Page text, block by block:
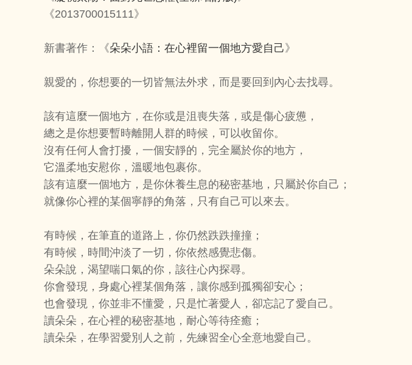
《2013700015111》
新書著作：《朵朵小語：在心裡留一個地方愛自己 》
親愛的，你想要的一切皆無法外求，而是要回到內心去找尋。
該有這麼一個地方，在你或是沮喪失落，或是傷心疲憊，
總之是你想要暫時離開人群的時候，可以收留你。
沒有任何人會打擾，一個安靜的，完全屬於你的地方，
它溫柔地安慰你，溫暖地包裹你。
該有這麼一個地方，是你休養生息的秘密基地，只屬於你自己；
就像你心裡的某個寧靜的角落，只有自己可以來去。
有時候，在筆直的道路上，你仍然跌跌撞撞；
有時候，時間沖淡了一切，你依然感覺悲傷。
朵朵說，渴望喘口氣的你，該往心內探尋。
你會發現，身處心裡某個角落，讓你感到孤獨卻安心；
也會發現，你並非不懂愛，只是忙著愛人，卻忘記了愛自己。
讀朵朵，在心裡的秘密基地，耐心等待痊癒；
讀朵朵，在學習愛別人之前，先練習全心全意地愛自己。